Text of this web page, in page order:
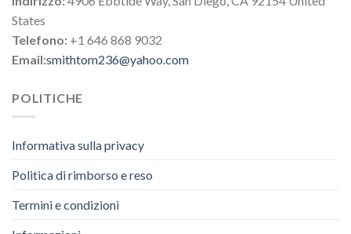
States
Telefono: +1 646 868 9032
Email:smithtom236@yahoo.com
POLITICHE
Informativa sulla privacy
Politica di rimborso e reso
Termini e condizioni